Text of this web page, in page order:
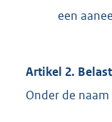
een
Artikel 2.
Onder de